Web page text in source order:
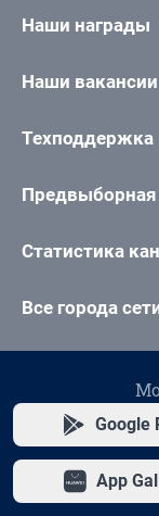
Наши награды
Наши вакансии
Техподдержка
Предвыборная
Статистика
Все города
Google
App